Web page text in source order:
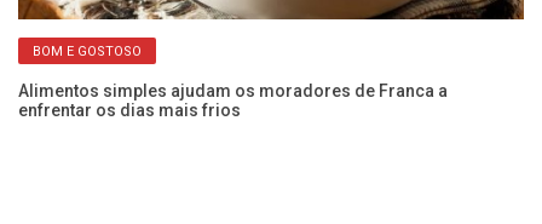
BOM E GOSTOSO
Alimentos simples ajudam os moradores de Franca a
enfrentar os dias mais frios